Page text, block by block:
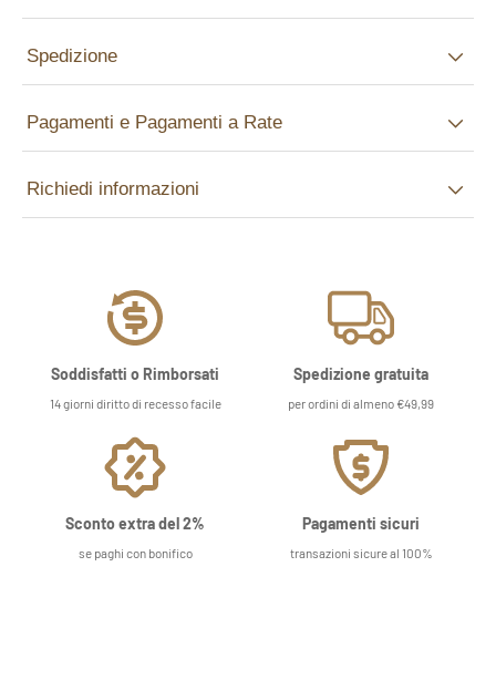
Spedizione
Pagamenti e Pagamenti a Rate
Richiedi informazioni
Soddisfatti o Rimborsati
14 giorni diritto di recesso facile
Spedizione gratuita
per ordini di almeno €49,99
Sconto extra del 2%
se paghi con bonifico
Pagamenti sicuri
transazioni sicure al 100%